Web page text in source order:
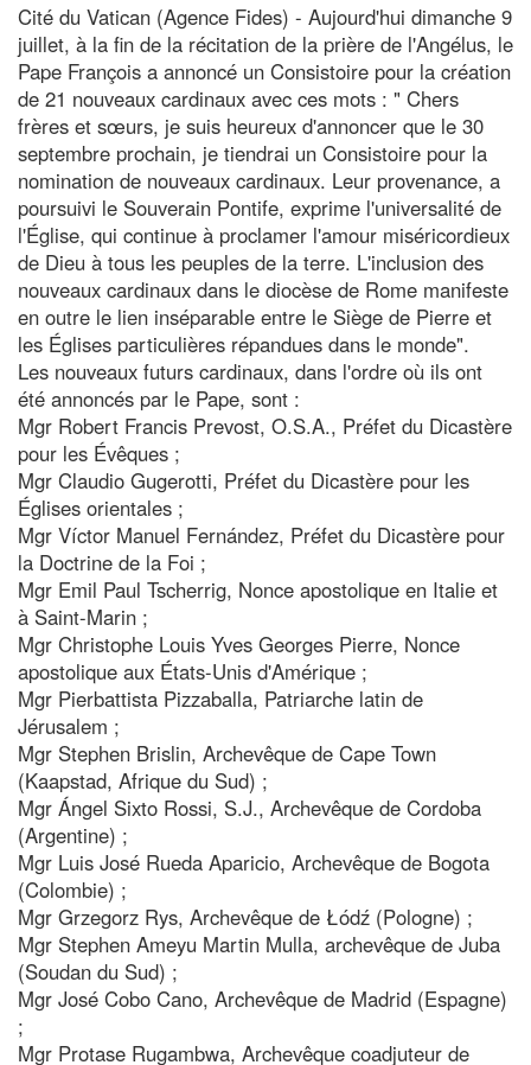
Cité du Vatican (Agence Fides) - Aujourd'hui dimanche 9
juillet, à la fin de la récitation de la prière de l'Angélus, le
Pape François a annoncé un Consistoire pour la création
de 21 nouveaux cardinaux avec ces mots : " Chers
frères et sœurs, je suis heureux d'annoncer que le 30
septembre prochain, je tiendrai un Consistoire pour la
nomination de nouveaux cardinaux. Leur provenance, a
poursuivi le Souverain Pontife, exprime l'universalité de
l'Église, qui continue à proclamer l'amour miséricordieux
de Dieu à tous les peuples de la terre. L'inclusion des
nouveaux cardinaux dans le diocèse de Rome manifeste
en outre le lien inséparable entre le Siège de Pierre et
les Églises particulières répandues dans le monde".
Les nouveaux futurs cardinaux, dans l'ordre où ils ont
été annoncés par le Pape, sont :
Mgr Robert Francis Prevost, O.S.A., Préfet du Dicastère
pour les Évêques ;
Mgr Claudio Gugerotti, Préfet du Dicastère pour les
Églises orientales ;
Mgr Víctor Manuel Fernández, Préfet du Dicastère pour
la Doctrine de la Foi ;
Mgr Emil Paul Tscherrig, Nonce apostolique en Italie et
à Saint-Marin ;
Mgr Christophe Louis Yves Georges Pierre, Nonce
apostolique aux États-Unis d'Amérique ;
Mgr Pierbattista Pizzaballa, Patriarche latin de
Jérusalem ;
Mgr Stephen Brislin, Archevêque de Cape Town
(Kaapstad, Afrique du Sud) ;
Mgr Ángel Sixto Rossi, S.J., Archevêque de Cordoba
(Argentine) ;
Mgr Luis José Rueda Aparicio, Archevêque de Bogota
(Colombie) ;
Mgr Grzegorz Rys, Archevêque de Łódź (Pologne) ;
Mgr Stephen Ameyu Martin Mulla, archevêque de Juba
(Soudan du Sud) ;
Mgr José Cobo Cano, Archevêque de Madrid (Espagne)
;
Mgr Protase Rugambwa, Archevêque coadjuteur de